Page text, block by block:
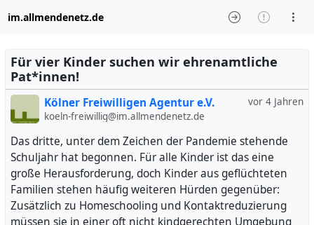
im.allmendenetz.de
Für vier Kinder suchen wir ehrenamtliche
Pat*innen!
vor 4 Jahren
Kölner Freiwilligen Agentur e.V.
koeln-freiwillig@im.allmendenetz.de
Das dritte, unter dem Zeichen der Pandemie stehende
Schuljahr hat begonnen. Für alle Kinder ist das eine
große Herausforderung, doch Kinder aus geflüchteten
Familien stehen häufig weiteren Hürden gegenüber:
Zusätzlich zu Homeschooling und Kontaktreduzierung
müssen sie in einer oft nicht kindgerechten Umgebung